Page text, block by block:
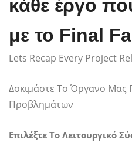
κάθε έργο
με το Final
Lets Recap Every Project
Δοκιμάστε Το Όργανο Μας
Προβλημάτων
Επιλέξτε Το Λειτουργικό